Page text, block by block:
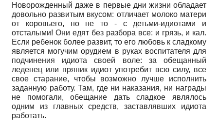
Новорожденный даже в первые дни жизни обладает
довольно развитым вкусом: отличает молоко матери
от коровьего, но не то - с детьми-идиотами и
отсталыми! Они едят без разбора все: и грязь, и кал.
Если ребенок более развит, то его любовь к сладкому
является могучим орудием в руках воспитателя для
подчинения идиота своей воле: за обещанный
леденец или пряник идиот употребит всю силу, все
свое старание, чтобы возможно лучше исполнить
заданную работу. Там, где ни наказания, ни награды
не помогали, обещание дать сладкое являлось
одним из главных средств, заставлявших идиота
работать.